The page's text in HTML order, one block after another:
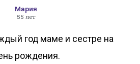
Мария
55 лет
год маме и сестре на
рождения.